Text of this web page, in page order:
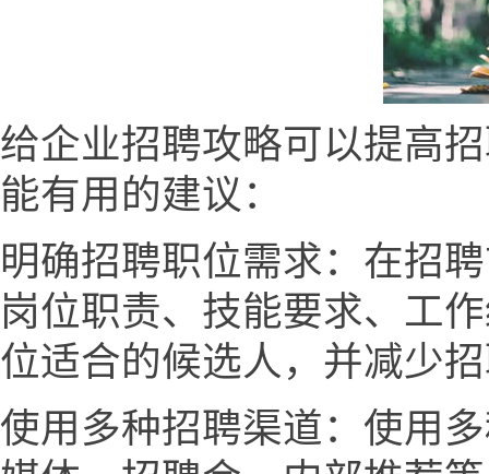
给企业招聘攻略可以提高
能有用的建议：
明确招聘职位需求：在招
岗位职责、技能要求、工
位适合的候选人，并减少
使用多种招聘渠道：使用